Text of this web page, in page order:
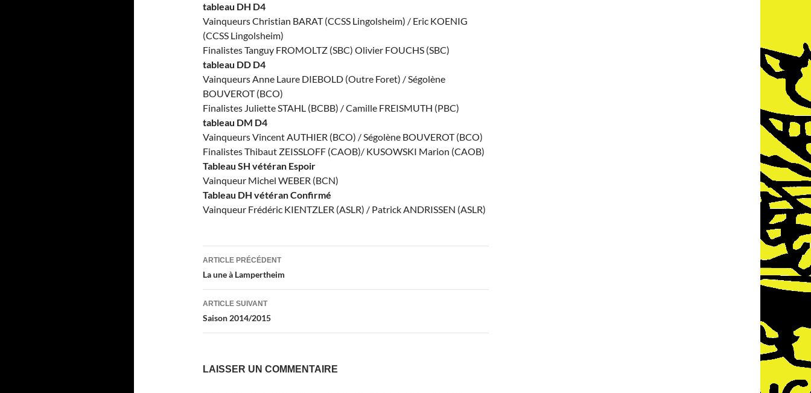
tableau DH D4
Vainqueurs Christian BARAT (CCSS Lingolsheim) / Eric KOENIG
(CCSS Lingolsheim)
Finalistes Tanguy FROMOLTZ (SBC) Olivier FOUCHS (SBC)
tableau DD D4
Vainqueurs Anne Laure DIEBOLD (Outre Foret) / Ségolène
BOUVEROT (BCO)
Finalistes Juliette STAHL (BCBB) / Camille FREISMUTH (PBC)
tableau DM D4
Vainqueurs Vincent AUTHIER (BCO) / Ségolène BOUVEROT (BCO)
Finalistes Thibaut ZEISSLOFF (CAOB)/ KUSOWSKI Marion (CAOB)
Tableau SH vétéran Espoir
Vainqueur Michel WEBER (BCN)
Tableau DH vétéran Confirmé
Vainqueur Frédéric KIENTZLER (ASLR) / Patrick ANDRISSEN (ASLR)
Navigation
des
articles
ARTICLE PRÉCÉDENT
La une à Lampertheim
ARTICLE SUIVANT
Saison 2014/2015
LAISSER UN COMMENTAIRE